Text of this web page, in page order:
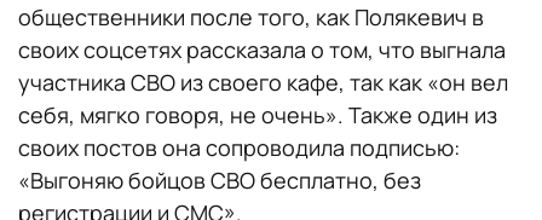
общественники после того, как Полякевич в
своих соцсетях рассказала о том, что выгнала
участника СВО из своего кафе, так как «он вел
себя, мягко говоря, не очень». Также один из
своих постов она сопроводила подписью:
«Выгоняю бойцов СВО бесплатно, без
регистрации и СМС».